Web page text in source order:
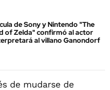
de Sony y Nintendo "The
of Zelda" confirmó al actor
al villano Ganondorf
de mudarse de